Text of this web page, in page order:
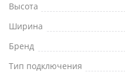
Высота
Ширина
Бренд
Тип подключения